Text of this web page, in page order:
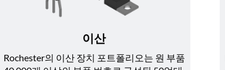
이산
Rochester의 이산 장치 포트폴리오는 원 부품